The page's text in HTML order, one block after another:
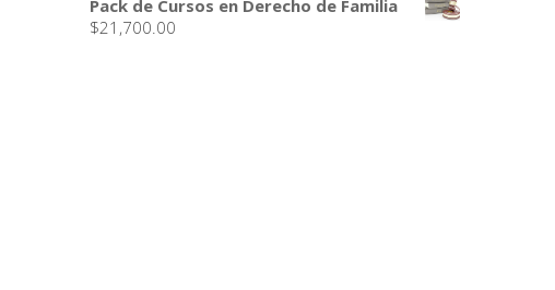
Pack de Cursos en Derecho de Familia
$21,700.00